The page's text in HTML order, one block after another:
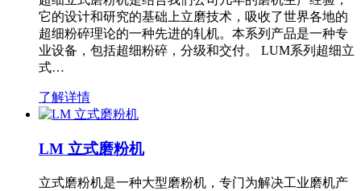
它的设计和研究的基础上立磨技术，吸收了世界各地的
超细粉碎理论的一种先进的轧机。本系列产品是一种专
业设备，包括超细粉碎，分级和交付。 LUM系列超细立
式…
了解详情
LM 立式磨粉机
立式磨粉机是一种大型磨粉机，专门为解决工业磨机产